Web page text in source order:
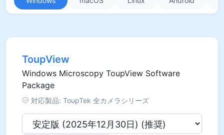
ToupView
Windows Microscopy ToupView Software
Package
対応製品: ToupTek 全カメラシリーズ